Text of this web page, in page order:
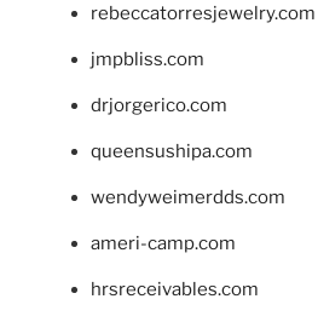
rebeccatorresjewelry.com
jmpbliss.com
drjorgerico.com
queensushipa.com
wendyweimerdds.com
ameri-camp.com
hrsreceivables.com